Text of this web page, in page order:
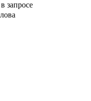
запросе